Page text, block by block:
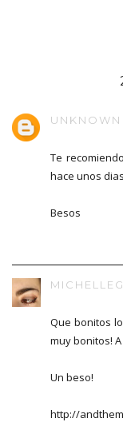
UNKNOWN
Te
hace unos
Besos
Que bonitos
muy bonitos!
Un beso!
http://